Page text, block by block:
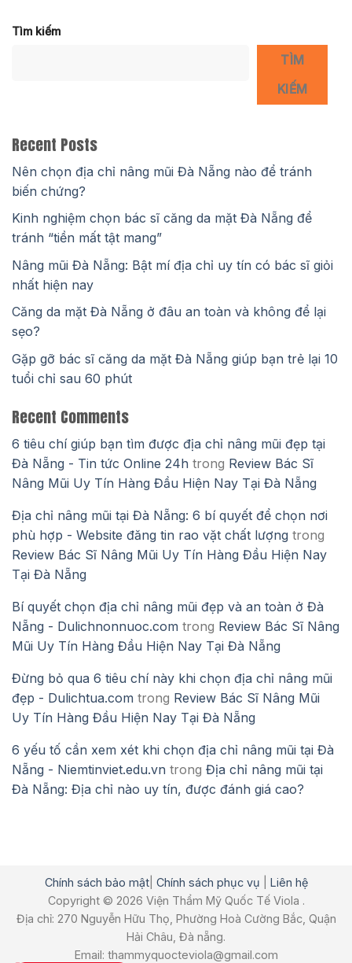
Tìm kiếm
TÌM
KIẾM
Recent Posts
Nên chọn địa chỉ nâng mũi Đà Nẵng nào để tránh
biến chứng?
Kinh nghiệm chọn bác sĩ căng da mặt Đà Nẵng để
tránh “tiền mất tật mang”
Nâng mũi Đà Nẵng: Bật mí địa chỉ uy tín có bác sĩ giỏi
nhất hiện nay
Căng da mặt Đà Nẵng ở đâu an toàn và không để lại
sẹo?
Gặp gỡ bác sĩ căng da mặt Đà Nẵng giúp bạn trẻ lại 10
tuổi chỉ sau 60 phút
Recent Comments
6 tiêu chí giúp bạn tìm được địa chỉ nâng mũi đẹp tại
Đà Nẵng - Tin tức Online 24h trong Review Bác Sĩ
Nâng Mũi Uy Tín Hàng Đầu Hiện Nay Tại Đà Nẵng
Địa chỉ nâng mũi tại Đà Nẵng: 6 bí quyết để chọn nơi
phù hợp - Website đăng tin rao vặt chất lượng trong
Review Bác Sĩ Nâng Mũi Uy Tín Hàng Đầu Hiện Nay
Tại Đà Nẵng
Bí quyết chọn địa chỉ nâng mũi đẹp và an toàn ở Đà
Nẵng - Dulichnonnuoc.com trong Review Bác Sĩ Nâng
Mũi Uy Tín Hàng Đầu Hiện Nay Tại Đà Nẵng
Đừng bỏ qua 6 tiêu chí này khi chọn địa chỉ nâng mũi
đẹp - Dulichtua.com trong Review Bác Sĩ Nâng Mũi
Uy Tín Hàng Đầu Hiện Nay Tại Đà Nẵng
6 yếu tố cần xem xét khi chọn địa chỉ nâng mũi tại Đà
Nẵng - Niemtinviet.edu.vn trong Địa chỉ nâng mũi tại
Đà Nẵng: Địa chỉ nào uy tín, được đánh giá cao?
Chính sách bảo mật| Chính sách phục vụ
Liên hệ
Copyright © 2026 Viện Thẩm Mỹ Quốc Tế Viola .
Địa chỉ: 270 Nguyễn Hữu Thọ, Phường Hoà Cường Bắc, Quận
Hải Châu, Đà nẵng.
Email: thammyquocteviola@gmail.com